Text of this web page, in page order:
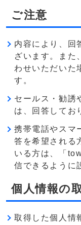
ご注意
内容により、回
ざいます。また
わせいただいた
す。
セールス・勧誘
は、回答してお
携帯電話やスマ
答を希望される
いる方は、「
信できるように
個人情報の
取得した個人情